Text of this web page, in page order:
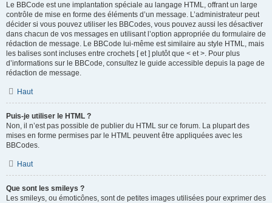
Le BBCode est une implantation spéciale au langage HTML, offrant un large
contrôle de mise en forme des éléments d’un message. L’administrateur peut
décider si vous pouvez utiliser les BBCodes, vous pouvez aussi les désactiver
dans chacun de vos messages en utilisant l’option appropriée du formulaire de
rédaction de message. Le BBCode lui-même est similaire au style HTML, mais
les balises sont incluses entre crochets [ et ] plutôt que < et >. Pour plus
d’informations sur le BBCode, consultez le guide accessible depuis la page de
rédaction de message.
Haut
Puis-je utiliser le HTML ?
Non, il n’est pas possible de publier du HTML sur ce forum. La plupart des
mises en forme permises par le HTML peuvent être appliquées avec les
BBCodes.
Haut
Que sont les smileys ?
Les smileys, ou émoticônes, sont de petites images utilisées pour exprimer des